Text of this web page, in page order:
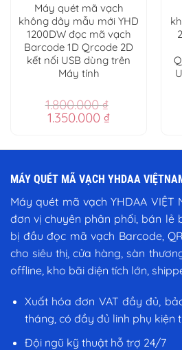
Máy quét mã vạch
không dây mẫu mới YHD
1200DW đọc mã vạch
Barcode 1D Qrcode 2D
kết nối USB dùng trên
Máy tính
1.800.000₫
Giá
1.350.000 ₫Giá
1.350.000 ₫.
₫.
MÁY QUÉT MÃ VẠCH YHDAA
Máy quét mã vạch YHDAA VIỆT
đơn vị chuyên phân phối, bán lẻ
bị đầu đọc mã vạch Barcode,
cho siêu thị, cửa hàng, sàn
offline, kho bãi diện tích lớn,
Xuất hóa đơn VAT đầy đủ,
tháng, có đầy đủ linh phụ kiện
Đội ngũ kỹ thuật hỗ trợ 24/7